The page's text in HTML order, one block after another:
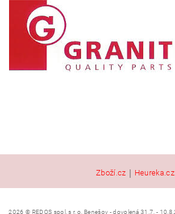
Zboží.cz | Heureka.cz
2026 © REDOS spol. s r. o. Benešov - dovolená 31.7. -